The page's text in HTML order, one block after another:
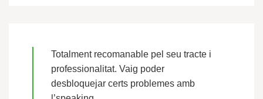
Totalment recomanable pel seu tracte i
professionalitat. Vaig poder
desbloquejar certs problemes amb